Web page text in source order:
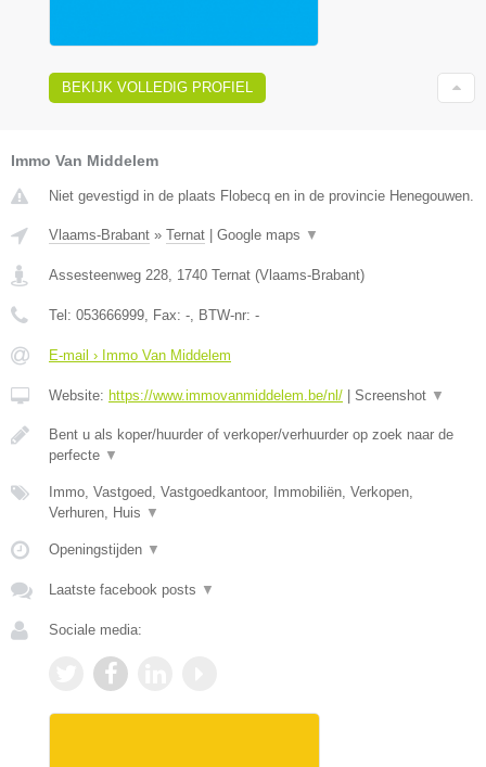
BEKIJK VOLLEDIG PROFIEL
Immo Van Middelem
Niet gevestigd in de plaats Flobecq en in de provincie Henegouwen.
Vlaams-Brabant » Ternat Google maps ▼
Assesteenweg 228 1740 Ternat (Vlaams-Brabant)
Tel: 053666999 , Fax: - , BTW-nr: -
E-mail › Immo Van Middelem
Website: https://www.immovanmiddelem.be/nl/ Screenshot ▼
Bent u als koper/huurder of verkoper/verhuurder op zoek naar de
perfecte ▼
Immo, Vastgoed, Vastgoedkantoor, Immobiliën, Verkopen,
Verhuren, Huis ▼
Openingstijden ▼
Laatste facebook posts ▼
Sociale media: